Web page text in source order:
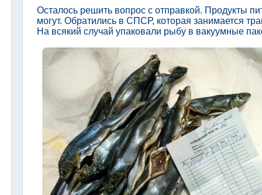
Осталось решить вопрос с отправкой. Продукты
могут. Обратились в СПСР, которая занимается
На всякий случай упаковали рыбу в вакуумные